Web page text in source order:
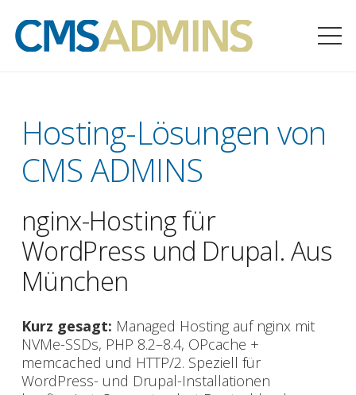
Hosting-Lösungen von
CMS ADMINS
nginx-Hosting für
WordPress und Drupal. Aus
München
Kurz gesagt: Managed Hosting auf nginx mit
NVMe-SSDs, PHP 8.2–8.4, OPcache +
memcached und HTTP/2. Speziell für
WordPress- und Drupal-Installationen